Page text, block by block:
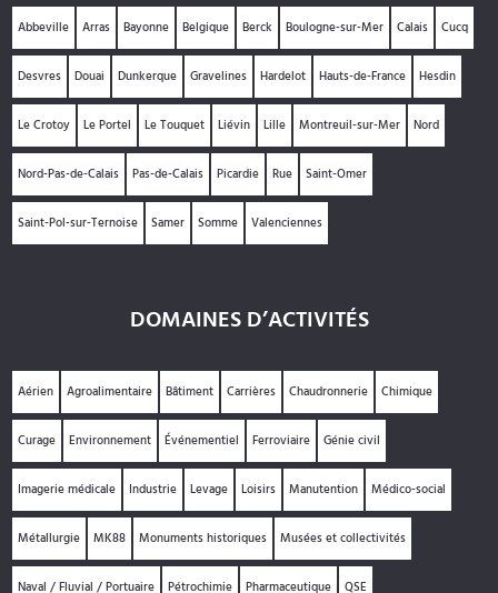
Abbeville Arras Bayonne Belgique Berck Boulogne-sur-Mer Calais Cucq
Desvres Douai Dunkerque Gravelines Hardelot Hauts-de-France Hesdin
Le Crotoy Le Portel Le Touquet Liévin Lille Montreuil-sur-Mer Nord
Nord-Pas-de-Calais Pas-de-Calais Picardie Rue Saint-Omer
Saint-Pol-sur-Ternoise Samer Somme Valenciennes
DOMAINES D’ACTIVITÉS
Aérien Agroalimentaire Bâtiment Carrières Chaudronnerie Chimique
Curage Environnement Événementiel Ferroviaire Génie civil
Imagerie médicale Industrie Levage Loisirs Manutention Médico-social
Métallurgie MK88 Monuments historiques Musées et collectivités
Naval / Fluvial / Portuaire Pétrochimie Pharmaceutique QSE